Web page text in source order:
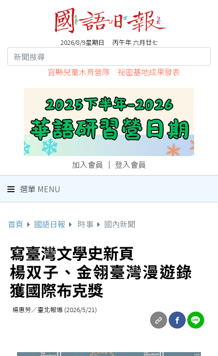
2026/8/9星期日 丙午年 六月廿七
宜縣兒童木育營隊 祕密基地成果發表
加入會員 ｜ 登入會員
選單 MENU
首頁 國語日報 時事 國內新聞
寫臺灣文學史新頁
楊双子、金翎臺灣漫遊錄
獲國際布克獎
楊惠芳／臺北報導 (2026/5/21)